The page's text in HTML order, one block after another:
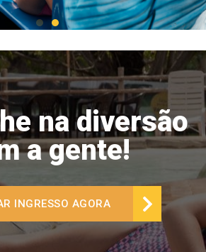
na diversão
a gente!
INGRESSO AGORA